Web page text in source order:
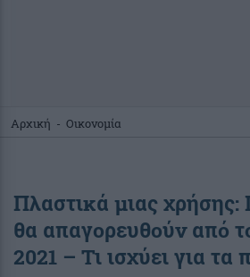
Αρχική - Οικονομία
Πλαστικά μιας χρήσης:
θα απαγορευθούν από
2021 – Τι ισχύει για τα